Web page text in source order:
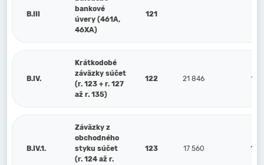
B.III
bankové
úvery (461A,
46XA)
121
B.IV.
Krátkodobé
záväzky súčet
(r. 123 + r. 127
až r. 135)
122 21 846 17
B.IV.1.
Záväzky z
obchodného
styku súčet
(r. 124 až r.
123 17 560 14